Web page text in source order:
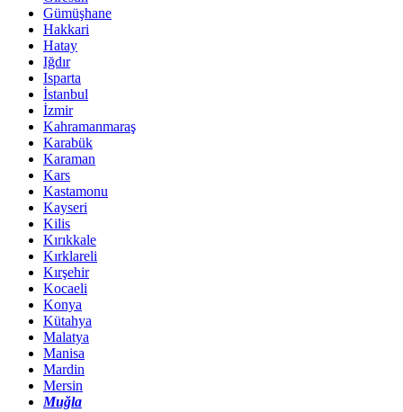
Gümüşhane
Hakkari
Hatay
Iğdır
Isparta
İstanbul
İzmir
Kahramanmaraş
Karabük
Karaman
Kars
Kastamonu
Kayseri
Kilis
Kırıkkale
Kırklareli
Kırşehir
Kocaeli
Konya
Kütahya
Malatya
Manisa
Mardin
Mersin
Muğla